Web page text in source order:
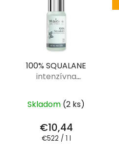
100% SQUALANE
intenzívna
20 ml
Skladom (2 ks)
€10,44
Jednotková
€522 / 1 l